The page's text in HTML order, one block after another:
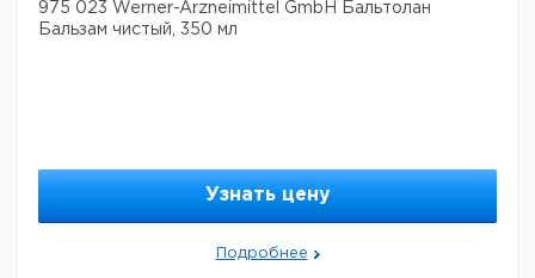
975 023 Werner-Arzneimittel GmbH Бальтолан
Бальзам чистый, 350 мл
Узнать цену
Подробнее